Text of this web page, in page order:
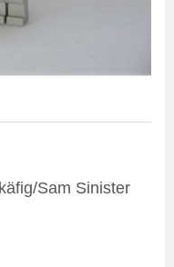
Sam Sinister